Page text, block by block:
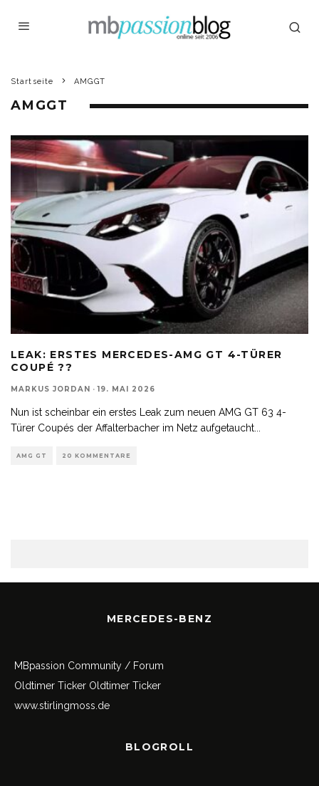
Startseite AMGGT
AMGGT
LEAK: ERSTES MERCEDES-AMG GT 4-TÜRER
COUPÉ ??
MARKUS JORDAN · 19. MAI 2026
Nun ist scheinbar ein erstes Leak zum neuen AMG GT 63 4-
Türer Coupés der Affalterbacher im Netz aufgetaucht
AMG GT 20 KOMMENTARE
MERCEDES-BENZ
MBpassion Community / Forum
Oldtimer Ticker Oldtimer Ticker
www.stirlingmoss.de
BLOGROLL